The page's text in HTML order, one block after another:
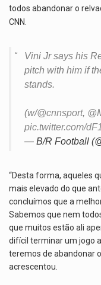
todos abandonar o
CNN.
Vini Jr says his
pitch with him if
stands.
(w/@cnnsport,
pic.twitter.com/
— B/R Football
“Desta forma, aqueles
mais elevado do que
concluímos que a
Sabemos que nem
que muitos estão ali
difícil terminar um jogo
teremos de abandonar
acrescentou.